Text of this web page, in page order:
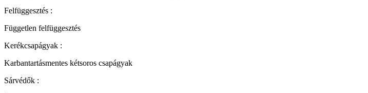
Felfüggesztés :
Független felfüggesztés
Kerékcsapágyak :
Karbantartásmentes kétsoros csapágyak
Sárvédők :